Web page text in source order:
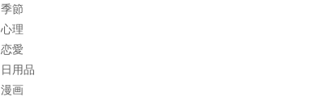
季節
心理
恋愛
日用品
漫画